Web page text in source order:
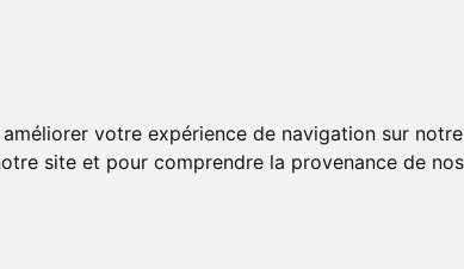
votre expérience de navigation sur
site et pour comprendre la provenance de